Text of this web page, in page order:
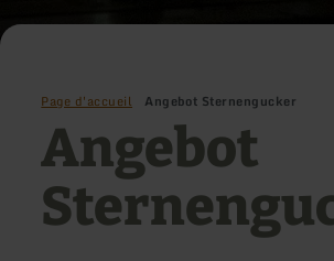
Page d'accueil Angebot Sternengucker
Angebot